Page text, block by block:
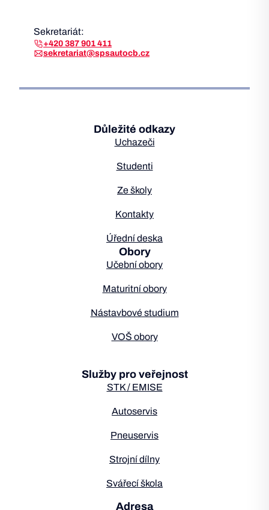
Sekretariát:
+420 387 901 411
sekretariat@spsautocb.cz
Důležité odkazy
Uchazeči
Studenti
Ze školy
Kontakty
Úřední deska
Obory
Učební obory
Maturitní obory
Nástavbové studium
VOŠ obory
Služby pro veřejnost
STK / EMISE
Autoservis
Pneuservis
Strojní dílny
Svářecí škola
Adresa